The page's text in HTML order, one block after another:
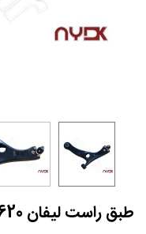
طبق راست لیفان 620